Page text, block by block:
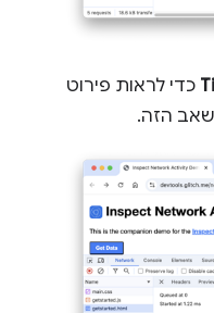
כדי לראות פירוט
הזה.